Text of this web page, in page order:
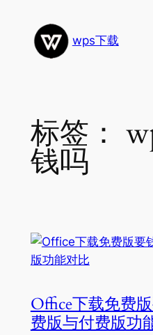
wps下载
标签：
钱吗
Office下载免费
费版与付费版功